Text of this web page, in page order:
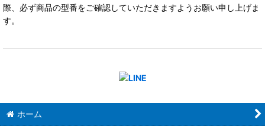
際、必ず商品の型番をご確認していただきますようお願い申し上げま
す。
ホーム